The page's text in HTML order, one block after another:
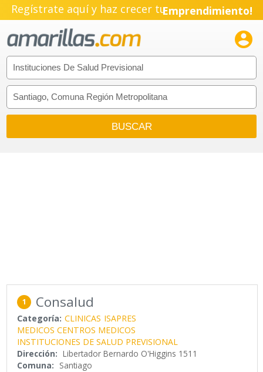
Regístrate aquí y haz crecer tuEmprendimiento!

1 Consalud
Categoría: CLINICAS ISAPRES
MEDICOS CENTROS MEDICOS
INSTITUCIONES DE SALUD PREVISIONAL
Dirección: Libertador Bernardo O'Higgins 1511
Comuna: Santiago